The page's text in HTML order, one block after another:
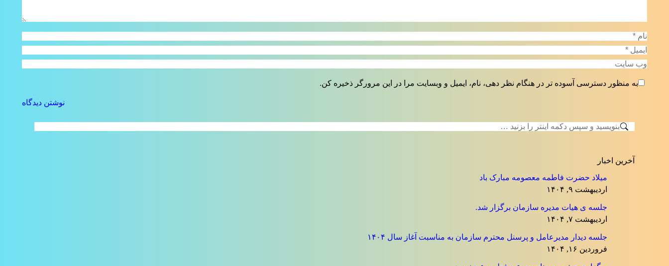
نام *
ایمیل *
وب سایت
به منظور دسترسی آسوده تر در هنگام نظر دهی، نام، ایمیل و وبسایت مرا در این مرورگر ذخیره کن.
نوشتن دیدگاه
جستجو:
آخرین اخبار
میلاد حضرت فاطمه معصومه مبارک باد
اردیبهشت ۹, ۱۴۰۴
جلسه ی هیات مدیره سازمان برگزار شد.
اردیبهشت ۷, ۱۴۰۴
جلسه دیدار مدیرعامل و پرسنل محترم سازمان به مناسبت آغاز سال ۱۴۰۴
فروردین ۱۶, ۱۴۰۴